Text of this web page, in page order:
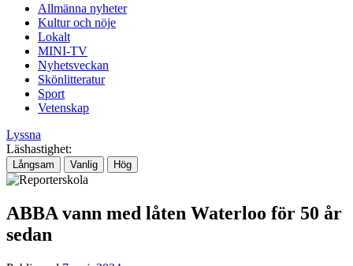
Allmänna nyheter
Kultur och nöje
Lokalt
MINI-TV
Nyhetsveckan
Skönlitteratur
Sport
Vetenskap
Lyssna
Läshastighet:
Långsam Vanlig Hög
ABBA vann med låten Waterloo för 50 år
sedan